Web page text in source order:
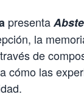
presenta
la
de
cómo las